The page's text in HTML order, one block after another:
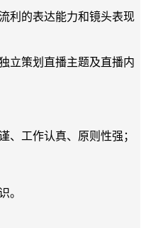
利的表达能力和镜头表现
立策划直播主题及直播内
、工作认真、原则性强；
。